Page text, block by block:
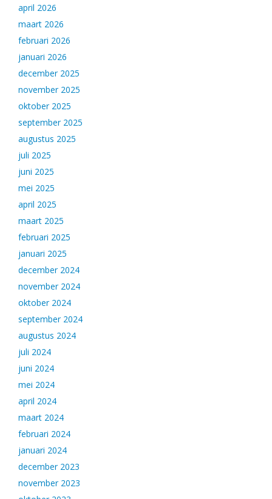
april 2026
maart 2026
februari 2026
januari 2026
december 2025
november 2025
oktober 2025
september 2025
augustus 2025
juli 2025
juni 2025
mei 2025
april 2025
maart 2025
februari 2025
januari 2025
december 2024
november 2024
oktober 2024
september 2024
augustus 2024
juli 2024
juni 2024
mei 2024
april 2024
maart 2024
februari 2024
januari 2024
december 2023
november 2023